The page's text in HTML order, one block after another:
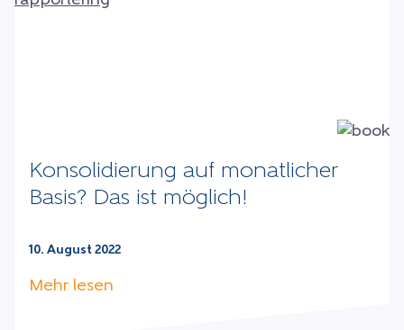
Konsolidierung auf monatlicher
Basis? Das ist möglich!
10. August 2022
Mehr lesen